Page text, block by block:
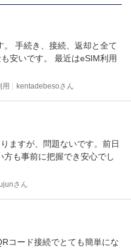
手続き、接続、返却と全て
安いです。 最近はeSIM利用
用 kentadebesoさん
ますが、問題ないです。前日
も事前に把握でき安心でし
さん
コード接続でとても簡単にな